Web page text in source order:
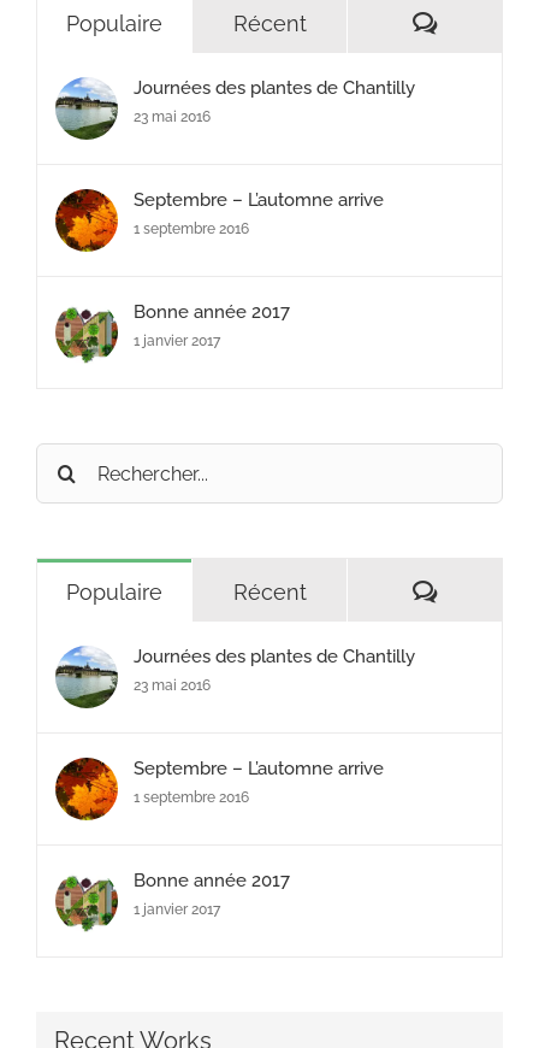
Populaire Récent
Journées des plantes de Chantilly
23 mai 2016
Septembre – L’automne arrive
1 septembre 2016
Bonne année 2017
1 janvier 2017
Rechercher:
Populaire Récent
Journées des plantes de Chantilly
23 mai 2016
Septembre – L’automne arrive
1 septembre 2016
Bonne année 2017
1 janvier 2017
Recent Works